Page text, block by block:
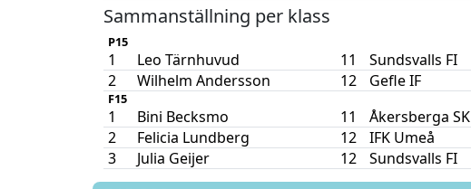
Sammanställning per klass
P15
1 Leo Tärnhuvud 11 Sundsvalls FI
2
Wilhelm Andersson 12 Gefle IF
F15
1 Bini Becksmo 11 Åkersberga SK
2
Felicia Lundberg 12 IFK Umeå
3
Julia Geijer 12 Sundsvalls FI